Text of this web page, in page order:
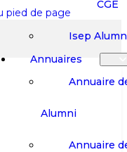
pied de page
le site
CGE
Isep
Annuaires
Annuaire
Alumni
Annuaire